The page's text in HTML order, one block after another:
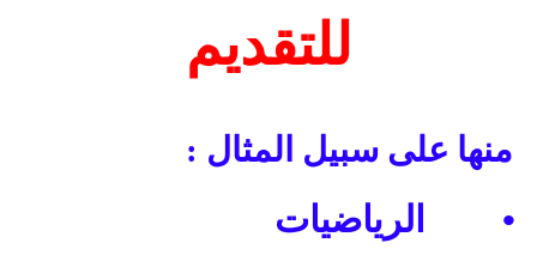
للتقديم
منها على سبيل المثال :
•
الرياضيات